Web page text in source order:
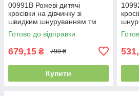
00991B Рожеві дитячі
кросівки на дівчинку зі
швидким шнуруванням тм
Бікі розмір
Готово до відправки
679,15 ₴ 799 ₴
Купити